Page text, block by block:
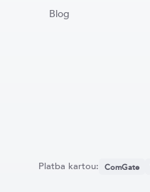
Blog
Platba kartou: ComGate